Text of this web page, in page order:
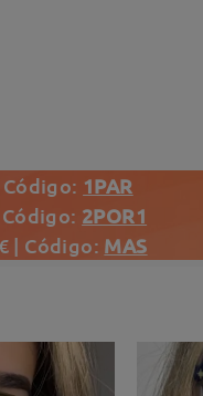
1PAR
2POR1
| Código: MAS